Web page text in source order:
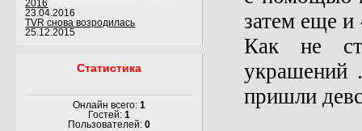
2016
23.04.2016
TVR снова возродилась
25.12.2015
Статистика
Онлайн всего: 1
Гостей: 1
Пользователей: 0
затем еще и
Как не
украшений
пришли